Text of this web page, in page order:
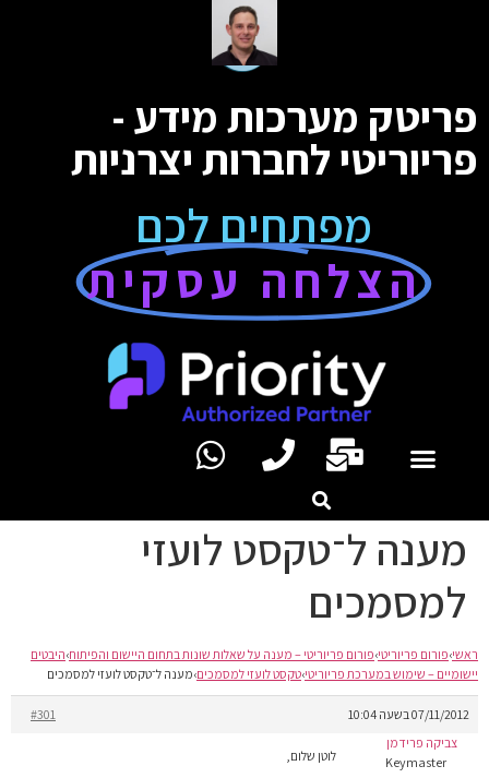
פריטק מערכות מידע -
פריוריטי לחברות יצרניות
מפתחים לכם
הצלחה עסקית
מענה ל־טקסט לועזי
למסמכים
ראשי›פורום פריוריטי›פורום פריוריטי – מענה על שאלות שונות בתחום היישום והפיתוח›היבטים
יישומיים – שימוש במערכת פריוריטי›טקסט לועזי למסמכים›מענה ל־טקסט לועזי למסמכים
07/11/2012 בשעה 10:04
#301
צביקה פרידמן
Keymaster
לוטן שלום,